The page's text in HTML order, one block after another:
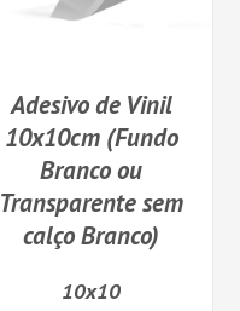
Adesivo de Vinil
10x10cm (Fundo
Branco ou
Transparente sem
calço Branco)
10x10